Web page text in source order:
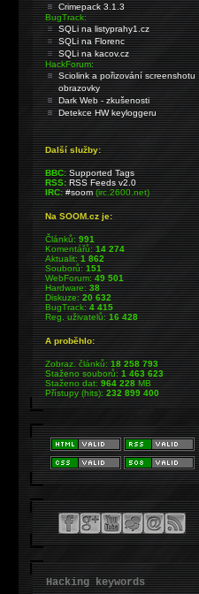
Crimepack 3.1.3
BugTrack:
SQLi na listyprahy1.cz
SQLi na Florenc
SQLi na kacov.cz
HackForum:
Sciolink a pořizování screenshotu
obrazovky
Dark Web - zkušenosti
Detekce HW keyloggeru
Další služby:
BBC: Supported Tags
RSS: RSS Feeds v2.0
IRC: #soom(irc.2600.net)
Na SOOM.cz je:
Článků:991
Komentářů:14 274
Aktualit:1 862
Souborů:151
WebForum:49 501
Hardware:38
Diskuze:20 632
BugTrack:4 415
Reg. uživatelů:16 428
A proběhlo:
Zobraz. článků:18 258 793
Staženo souborů:1 463 623
Staženo dat:964 228MB
Přístupy (hits):232 899 400
Hacking keywords